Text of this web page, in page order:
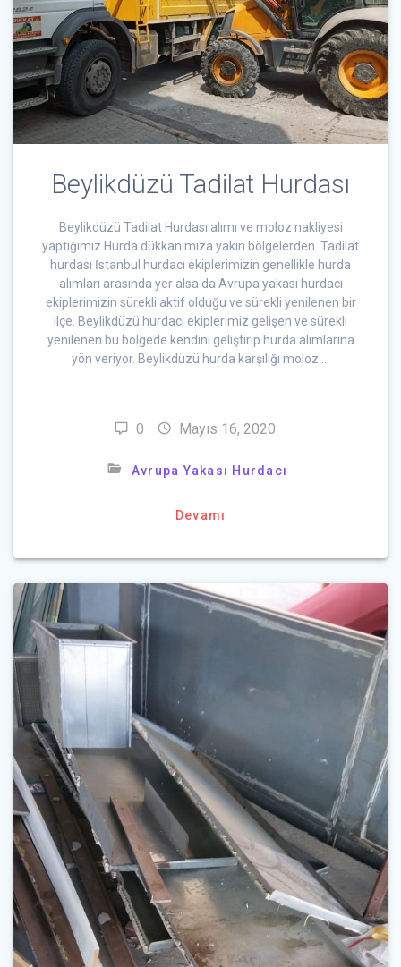
Beylikdüzü Tadilat Hurdası
Beylikdüzü Tadilat Hurdası alımı ve moloz nakliyesi
yaptığımız Hurda dükkanımıza yakın bölgelerden. Tadilat
hurdası İstanbul hurdacı ekiplerimizin genellikle hurda
alımları arasında yer alsa da Avrupa yakası hurdacı
ekiplerimizin sürekli aktif olduğu ve sürekli yenilenen bir
ilçe. Beylikdüzü hurdacı ekiplerimiz gelişen ve sürekli
yenilenen bu bölgede kendini geliştirip hurda alımlarına
yön veriyor. Beylikdüzü hurda karşılığı moloz …
0 Mayıs 16, 2020
Avrupa Yakası Hurdacı
Devamı